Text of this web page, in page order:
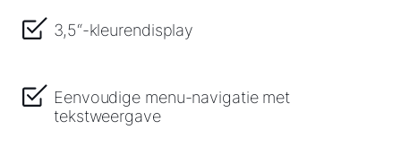
3,5“-kleurendisplay
Eenvoudige menu-navigatie met
tekstweergave
Service App